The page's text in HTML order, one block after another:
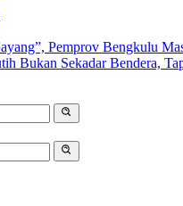
Pemprov Bengkulu
Bukan Sekadar Bendera,